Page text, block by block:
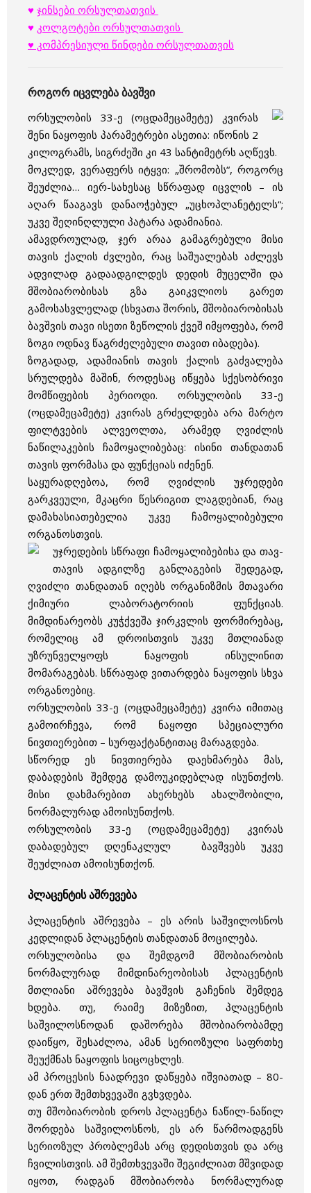
♥ ჯინსები ორსულთათვის
♥ კოლგოტები ორსულთათვის
♥ კომპრესიული წინდები ორსულთათვის
როგორ იცვლება ბავშვი
ორსულობის 33-ე (ოცდამეცამეტე) კვირას
შენი ნაყოფის პარამეტრები ასეთია: იწონის 2
კილოგრამს, სიგრძეში კი 43 სანტიმეტრს აღწევს.
მოკლედ, ვერაფერს იტყვი: „შრომობს“, როგორც
შეუძლია… იერ-სახესაც სწრაფად იცვლის – ის
აღარ წააგავს დანაოჭებულ „უცხოპლანეტელს“;
უკვე შეღინღლული პატარა ადამიანია.
ამავდროულად, ჯერ არაა გამაგრებული მისი
თავის ქალის ძვლები, რაც საშუალებას აძლევს
ადვილად გადაადგილდეს დედის მუცელში და
მშობიარობისას გზა გაიკვლიოს გარეთ
გამოსასვლელად (სხვათა შორის, მშობიარობისას
ბავშვის თავი ისეთი ზეწოლის ქვეშ იმყოფება, რომ
ზოგი ოდნავ წაგრძელებული თავით იბადება).
ზოგადად, ადამიანის თავის ქალის გაძვალება
სრულდება მაშინ, როდესაც იწყება სქესობრივი
მომწიფების პერიოდი. ორსულობის 33-ე
(ოცდამეცამეტე) კვირას გრძელდება არა მარტო
ფილტვების ალვეოლთა, არამედ ღვიძლის
ნაწილაკების ჩამოყალიბებაც: ისინი თანდათან
თავის ფორმასა და ფუნქციას იძენენ.
საყურადღებოა, რომ ღვიძლის უჯრედები
გარკვეული, მკაცრი წესრიგით ლაგდებიან, რაც
დამახასიათებელია უკვე ჩამოყალიბებული
ორგანოსთვის.
უჯრედების სწრაფი ჩამოყალიბებისა და თავ-
თავის ადგილზე განლაგების შედეგად,
ღვიძლი თანდათან იღებს ორგანიზმის მთავარი
ქიმიური ლაბორატორიის ფუნქციას.
მიმდინარეობს კუჭქვეშა ჯირკვლის ფორმირებაც,
რომელიც ამ დროისთვის უკვე მთლიანად
უზრუნველყოფს ნაყოფის ინსულინით
მომარაგებას. სწრაფად ვითარდება ნაყოფის სხვა
ორგანოებიც.
ორსულობის 33-ე (ოცდამეცამეტე) კვირა იმითაც
გამოირჩევა, რომ ნაყოფი სპეციალური
ნივთიერებით – სურფაქტანტითაც მარაგდება.
სწორედ ეს ნივთიერება დაეხმარება მას,
დაბადების შემდეგ დამოუკიდებლად ისუნთქოს.
მისი დახმარებით ახერხებს ახალშობილი,
ნორმალურად ამოისუნთქოს.
ორსულობის 33-ე (ოცდამეცამეტე) კვირას
დაბადებულ დღენაკლულ ბავშვებს უკვე
შეუძლიათ ამოისუნთქონ.
პლაცენტის აშრევება
პლაცენტის აშრევება – ეს არის საშვილოსნოს
კედლიდან პლაცენტის თანდათან მოცილება.
ორსულობისა და შემდგომ მშობიარობის
ნორმალურად მიმდინარეობისას პლაცენტის
მთლიანი აშრევება ბავშვის გაჩენის შემდეგ
ხდება. თუ, რაიმე მიზეზით, პლაცენტის
საშვილოსნოდან დაშორება მშობიარობამდე
დაიწყო, შესაძლოა, ამან სერიოზული საფრთხე
შეუქმნას ნაყოფის სიცოცხლეს.
ამ პროცესის ნაადრევი დაწყება იშვიათად – 80-
დან ერთ შემთხვევაში გვხვდება.
თუ მშობიარობის დროს პლაცენტა ნაწილ-ნაწილ
შორდება საშვილოსნოს, ეს არ წარმოადგენს
სერიოზულ პრობლემას არც დედისთვის და არც
ჩვილისთვის. ამ შემთხვევაში შეგიძლიათ მშვიდად
იყოთ, რადგან მშობიარობა ნორმალურად